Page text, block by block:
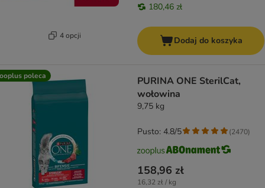
4 opcji
180,46 zł
Dodaj do koszyka
poleca
PURINA ONE SterilCat,
wołowina
9,75 kg
158,96 zł
16,32 zł / kg
Pusto: 4.8/5 (2470)